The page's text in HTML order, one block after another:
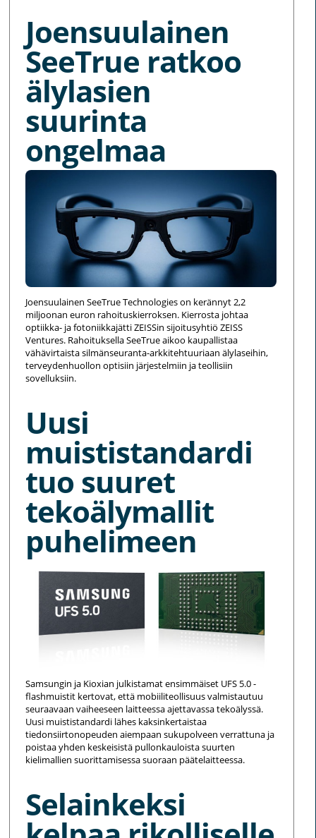
Joensuulainen
SeeTrue ratkoo
älylasien
suurinta
ongelmaa
Joensuulainen SeeTrue Technologies on kerännyt 2,2
miljoonan euron rahoituskierroksen. Kierrosta johtaa
optiikka- ja fotoniikkajätti ZEISSin sijoitusyhtiö ZEISS
Ventures. Rahoituksella SeeTrue aikoo kaupallistaa
vähävirtaista silmänseuranta-arkkitehtuuriaan älylaseihin,
terveydenhuollon optisiin järjestelmiin ja teollisiin
sovelluksiin.
Uusi
muististandardi
tuo suuret
tekoälymallit
puhelimeen
Samsungin ja Kioxian julkistamat ensimmäiset UFS 5.0 -
flashmuistit kertovat, että mobiiliteollisuus valmistautuu
seuraavaan vaiheeseen laitteessa ajettavassa tekoälyssä.
Uusi muististandardi lähes kaksinkertaistaa
tiedonsiirtonopeuden aiempaan sukupolveen verrattuna ja
poistaa yhden keskeisistä pullonkauloista suurten
kielimallien suorittamisessa suoraan päätelaitteessa.
Selainkeksi